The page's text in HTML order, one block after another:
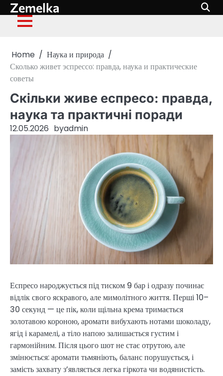
Skip
to
content
Zemelka
Home
Наука и природа
Сколько живет эспрессо: правда, наука и практические
советы
Скільки живе еспресо: правда,
наука та практичні поради
12.05.2026 byadmin
Еспресо народжується під тиском 9 бар і одразу починає
відлік свого яскравого, але мимолітного життя. Перші 10–
30 секунд — це пік, коли щільна крема тримається
золотавою короною, аромати вибухають нотами шоколаду,
ягід і карамелі, а тіло напою залишається густим і
гармонійним. Після цього шот не стає отрутою, але
змінюється: аромати тьмяніють, баланс порушується, і
замість захвату з’являється легка гіркота чи водянистість.